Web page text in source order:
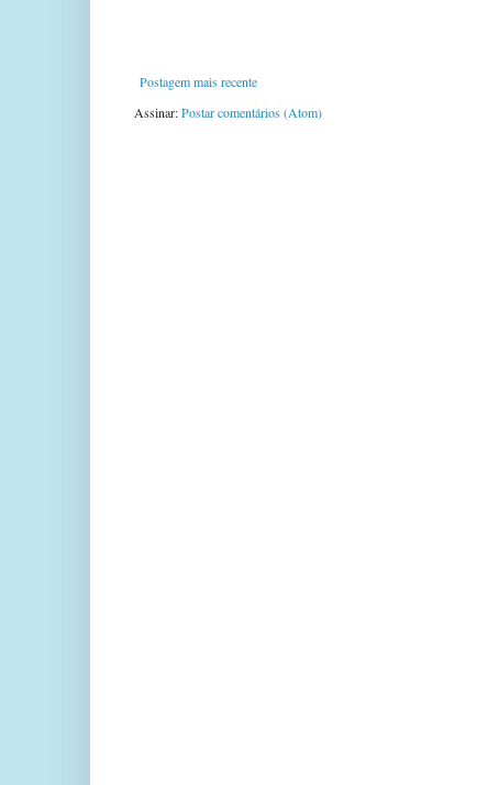
Postagem mais recente
Assinar:Postar comentários (Atom)